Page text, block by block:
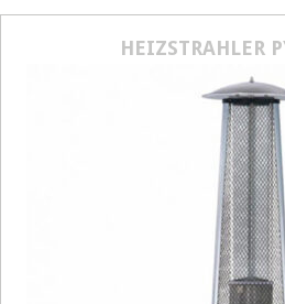
Artikelnummer
HEIZSTRAHLER